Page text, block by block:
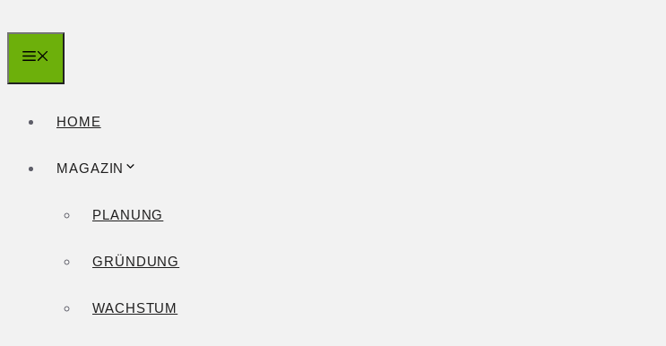
HOME
MAGAZIN
PLANUNG
GRÜNDUNG
WACHSTUM